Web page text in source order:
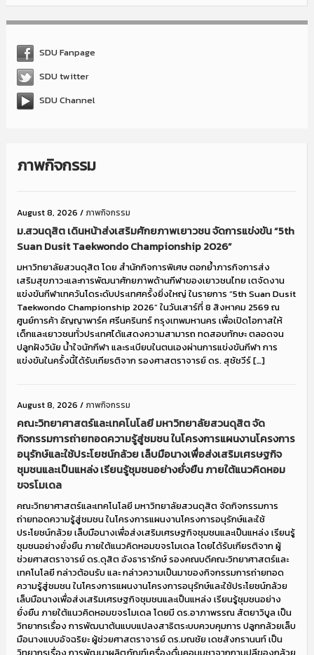
SDU Fanpage
SDU twitter
SDU Channel
ภาพกิจกรรม
August 8, 2026 /ภาพกิจกรรม
ม.สวนดุสิต เดินหน้าส่งเสริมศักยภาพเยาวชน จัดการแข่งขัน “5th
Suan Dusit Taekwondo Championship 2026”
มหาวิทยาลัยสวนดุสิต โดย สำนักกิจการพิเศษ ตอกย้ำภารกิจการส่ง
เสริมสุขภาวะและการพัฒนาศักยภาพด้านกีฬาของเยาวชนไทย เตจัดงาน
แข่งขันกีฬาเทควันโดระดับประเทศครั้งยิ่งใหญ่ ในรายการ “5th Suan Dusit
Taekwondo Championship 2026” ในวันเสาร์ที่ 8 สิงหาคม 2569 ณ
ศูนย์การค้า ธัญญาพาร์ค ศรีนครินทร์ กรุงเทพมหานคร เพื่อเปิดโอกาสให้
เด็กและเยาวชนทั่วประเทศได้แสดงความสามารถ ทดสอบทักษะ ตลอดจน
ปลูกฝังวินัย น้ำใจนักกีฬา และระเบียบในตนเองผ่านการแข่งขันกีฬา การ
แข่งขันในครั้งนี้ได้รับเกียรติจาก รองศาสตราจารย์ ดร. สุชัชวีร์ […]
August 8, 2026 /ภาพกิจกรรม
คณะวิทยาศาสตร์และเทคโนโลยี มหาวิทยาลัยสวนดุสิต จัด
กิจกรรมการถ่ายทอดความรู้สู่ชมชน ในโครงการแผนงานโครงการ
อนุรักษ์และใช้ประโยชน์กล้วย เล็บมือนางเพื่อส่งเสริมเศรษฐกิจ
ชุมชนและเป็นแหล่ง เรียนรู้ชุมชนอย่างยั่งยืน ภายใต้แนวคิดหอม
ขจรโมเดล
คณะวิทยาศาสตร์และเทคโนโลยี มหาวิทยาลัยสวนดุสิต จัดกิจกรรมการ
ถ่ายทอดความรู้สู่ชมชน ในโครงการแผนงานโครงการอนุรักษ์และใช้
ประโยชน์กล้วย เล็บมือนางเพื่อส่งเสริมเศรษฐกิจชุมชนและเป็นแหล่ง เรียนรู้
ชุมชนอย่างยั่งยืน ภายใต้แนวคิดหอมขจรโมเดล โดยได้รับเกียรติจาก ผู้
ช่วยศาสตราจารย์ ดร.ดุสิต อังธารารักษ์ รองคณบดีคณะวิทยาศาสตร์และ
เทคโนโลยี กล่าวต้อนรับ และ กล่าวความเป็นมาของกิจกรรมการถ่ายทอด
ความรู้สู่ชมชน ในโครงการแผนงานโครงการอนุรักษ์และใช้ประโยชน์กล้วย
เล็บมือนางเพื่อส่งเสริมเศรษฐกิจชุมชนและเป็นแหล่ง เรียนรู้ชุมชนอย่าง
ยั่งยืน ภายใต้แนวคิดหอมขจรโมเดล โดยมี ดร.อาภาพรรณ สัตยาวิบูล เป็น
วิทยากรเรื่อง การพัฒนาต้นแบบแปลงสาธิตระบบควบคุมการ ปลูกกล้วยเล็บ
มือนางแบบอัจฉริยะ ผู้ช่วยศาสตราจารย์ ดร.มณชัย เดชสังกรานนท์ เป็น